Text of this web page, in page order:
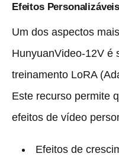
Efeitos
Um dos aspectos
HunyuanVideo-12V é
treinamento LoRA
Este recurso permite
efeitos de vídeo
Efeitos de